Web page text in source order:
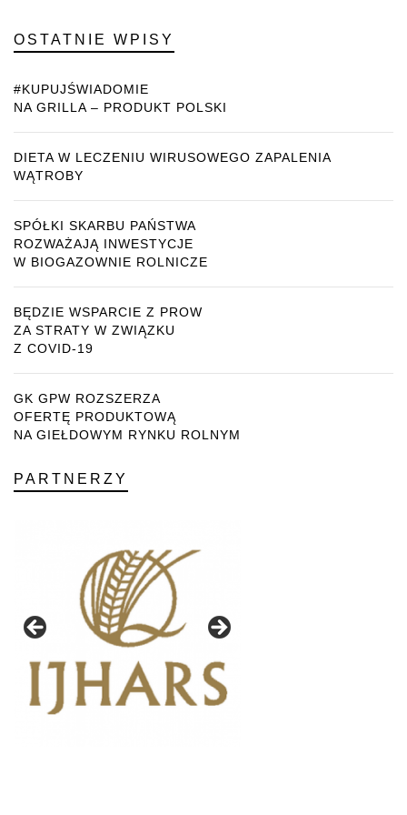
OSTATNIE WPISY
#KUPUJŚWIADOMIE
NA GRILLA – PRODUKT POLSKI
DIETA W LECZENIU WIRUSOWEGO ZAPALENIA
WĄTROBY
SPÓŁKI SKARBU PAŃSTWA
ROZWAŻAJĄ INWESTYCJE
W BIOGAZOWNIE ROLNICZE
BĘDZIE WSPARCIE Z PROW
ZA STRATY W ZWIĄZKU
Z COVID-19
GK GPW ROZSZERZA
OFERTĘ PRODUKTOWĄ
NA GIEŁDOWYM RYNKU ROLNYM
PARTNERZY